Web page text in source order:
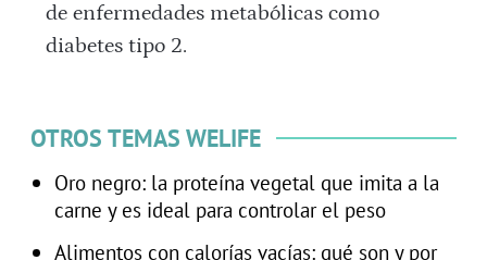
de enfermedades metabólicas como
diabetes tipo 2.
OTROS TEMAS WELIFE
Oro negro: la proteína vegetal que imita a la
carne y es ideal para controlar el peso
Alimentos con calorías vacías: qué son y por